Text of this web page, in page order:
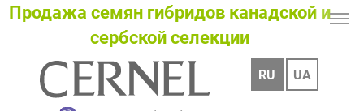
Продажа семян гибридов канадской и
сербской селекции
RU UA